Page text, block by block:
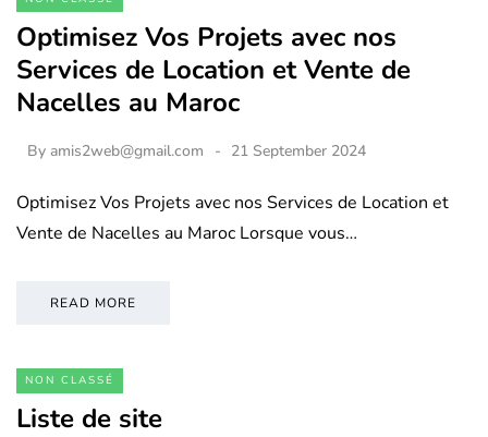
Optimisez Vos Projets avec nos
Services de Location et Vente de
Nacelles au Maroc
By amis2web@gmail.com 21 September 2024
Optimisez Vos Projets avec nos Services de Location et
Vente de Nacelles au Maroc Lorsque vous…
READ MORE
NON CLASSÉ
Liste de site